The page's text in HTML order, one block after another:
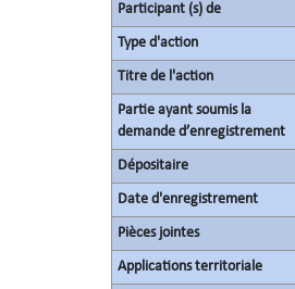
Participant (s) de
Type d'action
Titre de l'action
Partie ayant soumis la
demande d’enregistrement
Dépositaire
Date d'enregistrement
Pièces jointes
Applications territoriale